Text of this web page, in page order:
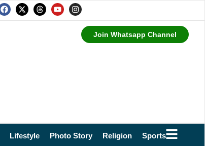
Join Whatsapp Channel
Lifestyle Photo Story Religion Sports